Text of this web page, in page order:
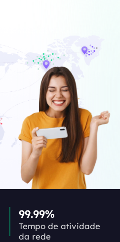
99.99%
Tempo de atividade
da rede